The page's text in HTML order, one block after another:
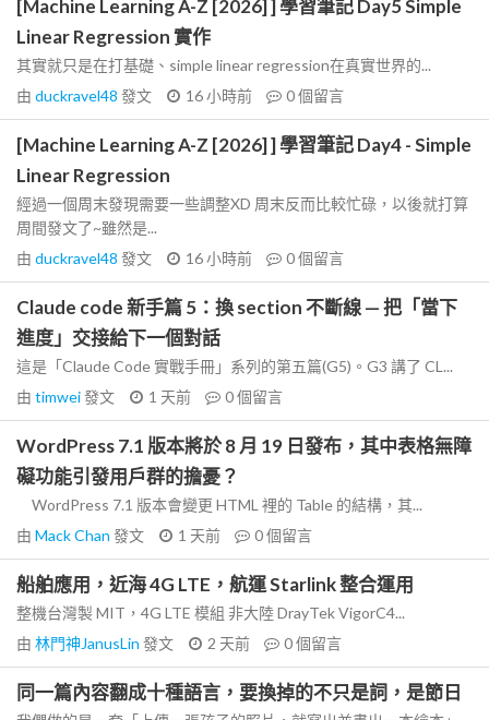
[Machine Learning A-Z [2026] ] 學習筆記 Day5 Simple
Linear Regression 實作
其實就只是在打基礎、simple linear regression在真實世界的...
由 duckravel48 發文 16 小時前 0個留言
[Machine Learning A-Z [2026] ] 學習筆記 Day4 - Simple
Linear Regression
經過一個周末發現需要一些調整XD 周末反而比較忙碌，以後就打算
周間發文了~雖然是...
由 duckravel48 發文 16 小時前 0個留言
Claude code 新手篇 5：換 section 不斷線 — 把「當下
進度」交接給下一個對話
這是「Claude Code 實戰手冊」系列的第五篇(G5)。G3 講了 CL...
由 timwei發文 1 天前 0個留言
WordPress 7.1 版本將於 8 月 19 日發布，其中表格無障
礙功能引發用戶群的擔憂？
WordPress 7.1 版本會變更 HTML 裡的 Table 的結構，其...
由 Mack Chan 發文 1 天前 0個留言
船舶應用，近海 4G LTE，航運 Starlink 整合運用
整機台灣製 MIT，4G LTE 模組 非大陸 DrayTek VigorC4...
由 林門神JanusLin 發文 2 天前 0個留言
同一篇內容翻成十種語言，要換掉的不只是詞，是節日